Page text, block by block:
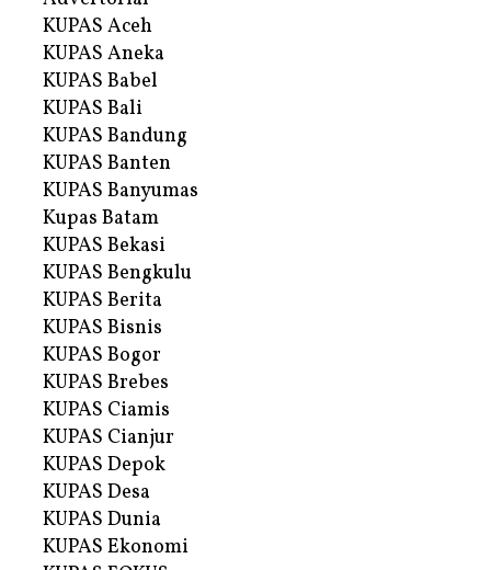
KUPAS Aceh
KUPAS Aneka
KUPAS Babel
KUPAS Bali
KUPAS Bandung
KUPAS Banten
KUPAS Banyumas
Kupas Batam
KUPAS Bekasi
KUPAS Bengkulu
KUPAS Berita
KUPAS Bisnis
KUPAS Bogor
KUPAS Brebes
KUPAS Ciamis
KUPAS Cianjur
KUPAS Depok
KUPAS Desa
KUPAS Dunia
KUPAS Ekonomi